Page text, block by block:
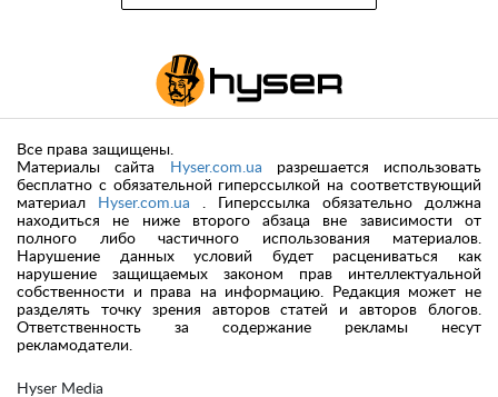
Hyser Media
Все права защищены.
Материалы сайта
Hyser.com.ua разрешается использовать
бесплатно с обязательной гиперссылкой на соответствующий
материал
Hyser.com.ua . Гиперссылка обязательно должна
находиться не ниже второго абзаца вне зависимости от
полного либо частичного использования материалов.
Нарушение данных условий будет расцениваться как
нарушение защищаемых законом прав интеллектуальной
собственности и права на информацию. Редакция может не
разделять точку зрения авторов статей и авторов блогов.
Ответственность за содержание рекламы несут
рекламодатели.